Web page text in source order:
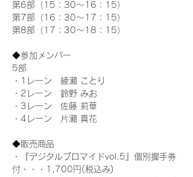
第6部（15：30～16：15）
第7部（16：30～17：15）
第8部（17：30～18：15）
◆参加メンバー
5部
・1レーン　綾瀬 ことり
・2レーン　鈴野 みお
・3レーン　佐藤 莉華
・4レーン　片瀬 真花
◆販売商品
・『デジタルブロマイドvol.5』個別握手券
付・・・1,700円(税込み)